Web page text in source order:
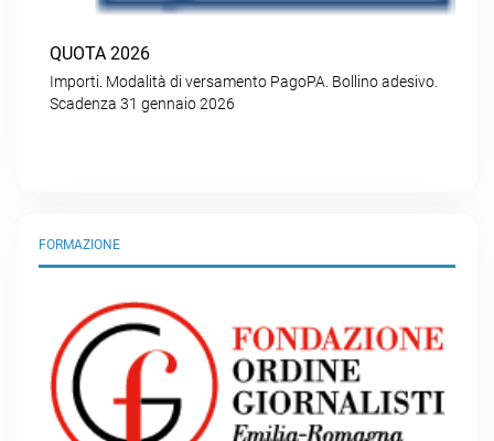
QUOTA 2026
Importi. Modalità di versamento PagoPA. Bollino adesivo.
Scadenza 31 gennaio 2026
FORMAZIONE